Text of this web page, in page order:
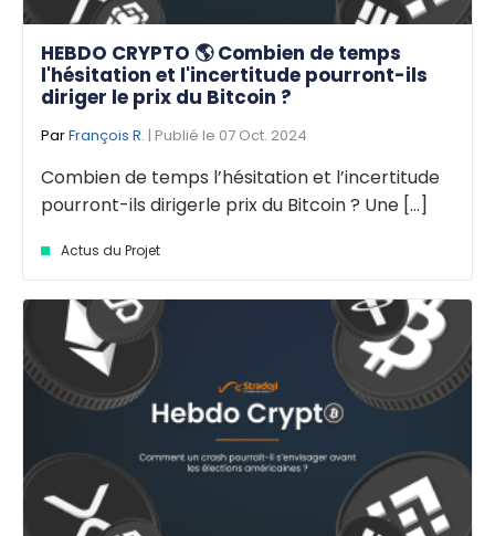
HEBDO CRYPTO 🌎 Combien de temps
l'hésitation et l'incertitude pourront-ils
diriger le prix du Bitcoin ?
ParFrançois R. | Publié le 07 Oct. 2024
Combien de temps l’hésitation et l’incertitude
pourront-ils dirigerle prix du Bitcoin ? Une [...]
Actus du Projet